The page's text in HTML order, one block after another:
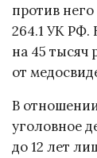
против
264.1 УК РФ.
на 45 тысяч
от
В
уголовное
до 12 лет